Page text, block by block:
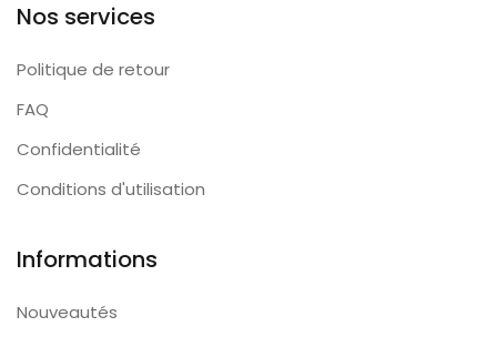
Nos services
Politique de retour
FAQ
Confidentialité
Conditions d'utilisation
Informations
Nouveautés